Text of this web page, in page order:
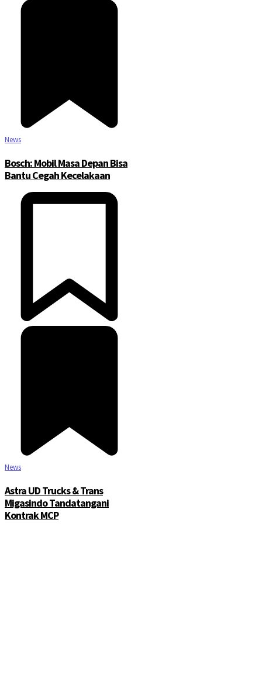
News
Bosch: Mobil Masa Depan Bisa
Bantu Cegah Kecelakaan
News
Astra UD Trucks & Trans
Migasindo Tandatangani
Kontrak MCP